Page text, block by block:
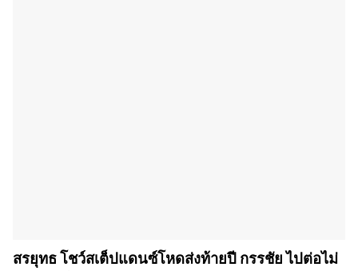
สรยุทธ โชว์สเต็ปแดนซ์โหดส่งท้ายปี กรรชัย ไปต่อไม่